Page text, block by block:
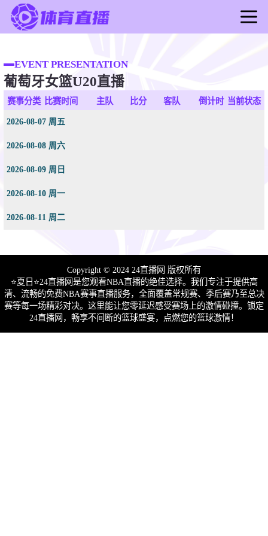
足球直播
篮球直播
足球录像
篮球新闻
EVENT PRESENTATION
葡萄牙女篮U20直播
赛事分类 比赛时间 主队 比分 客队 倒计时 当前状态
2026-08-07 周五
2026-08-08 周六
2026-08-09 周日
2026-08-10 周一
2026-08-11 周二
Copyright © 2024 24直播网 版权所有
⭐️夏日⭐24直播网是您观看NBA直播的绝佳选择。我们专注于提供高
清、流畅的免费NBA赛事直播服务，全面覆盖常规赛、季后赛乃至总决
赛等每一场精彩对决。这里能让您零延迟感受赛场上的激情碰撞。锁定
24直播网，畅享不间断的篮球盛宴，点燃您的篮球激情！